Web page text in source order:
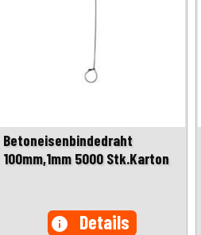
Betoneisenbindedraht
100mm,1mm 5000 Stk.Karton
info Details